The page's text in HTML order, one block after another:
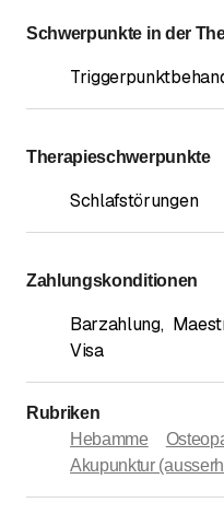
Schwerpunkte in der
Therapieschwerpunkte
Schlafstörungen
Zahlungskonditionen
Barzahlung,
Visa
Rubriken
Hebamme
Akupunktur